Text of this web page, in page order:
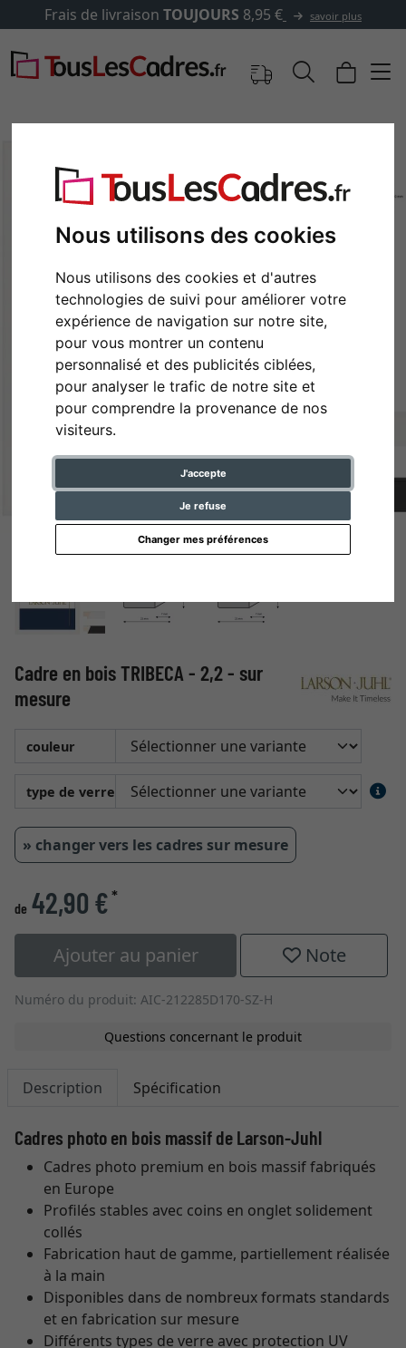
Nous utilisons des cookies
Nous utilisons des cookies et d'autres
technologies de suivi pour améliorer votre
expérience de navigation sur notre site,
pour vous montrer un contenu
personnalisé et des publicités ciblées,
pour analyser le trafic de notre site et
pour comprendre la provenance de nos
visiteurs.
J'accepte
Je refuse
Changer mes préférences
Frais de livraisonTOUJOURS8,95 € savoir plus
Retour
Cadre en bois TRIBECA - 2,2 - sur
mesure
couleur
type de verre
» changer vers les cadres sur mesure
de 42,90 €*
Ajouter au panier Note
Numéro du produit: AIC-212285D170-SZ-H
Questions concernant le produit
Description Spécification
Cadres photo en bois massif de Larson-Juhl
Cadres photo premium en bois massif fabriqués
en Europe
Profilés stables avec coins en onglet solidement
collés
Fabrication haut de gamme, partiellement réalisée
à la main
Disponibles dans de nombreux formats standards
et en fabrication sur mesure
Différents types de verre avec protection UV